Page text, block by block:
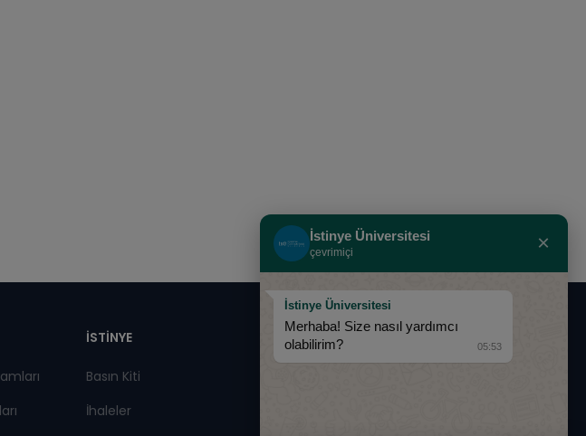
İSTİNYE
Basın Kiti
İhaleler
0850 283 60 00
İstinye Üniversitesi
çevrimiçi ×
İstinye Üniversitesi
Merhaba! Size nasıl yardımcı
olabilirim?
05:53